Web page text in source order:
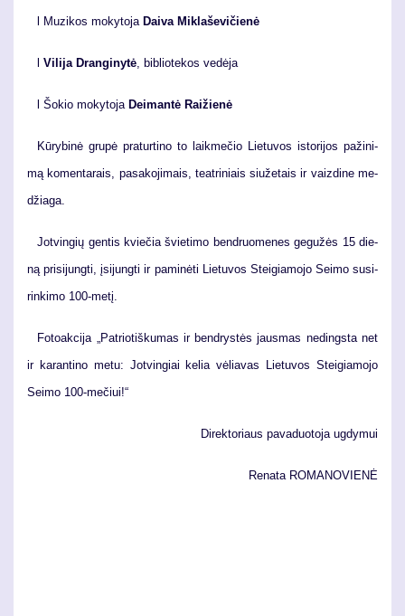
l Mu­zi­kos mo­ky­to­ja Dai­va Mik­la­še­vičie­nė
lVi­li­ja Dran­gi­ny­tė, bib­lio­te­kos ve­dė­ja
l Šokio mokytoja Deimantė Raižienė
Kū­ry­bi­nė gru­pė pra­tur­ti­no to laik­me­čio Lie­tu­vos is­to­ri­jos pa­ži­ni­
mą ko­men­ta­rais, pa­sa­ko­ji­mais, te­at­ri­niais siu­že­tais ir vaiz­di­ne me­
džia­ga.
Jot­vin­gių gen­tis kvie­čia švie­ti­mo ben­druo­me­nes ge­gu­žės 15 die­
ną pri­si­jung­ti, įsi­jung­ti ir pa­mi­nė­ti Lie­tu­vos Stei­gia­mo­jo Sei­mo su­si­
rin­ki­mo 100-me­tį.
Fo­to­ak­ci­ja „Pa­trio­tiš­ku­mas ir ben­drys­tės jaus­mas ne­dings­ta net
ir ka­ran­ti­no me­tu: Jot­vin­giai ke­lia vė­lia­vas Lie­tu­vos Stei­gia­mo­jo
Sei­mo 100-me­čiui!“
Di­rek­to­riaus pa­va­duo­to­ja ug­dy­mui
Re­na­ta RO­MA­NO­VIE­NĖ